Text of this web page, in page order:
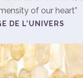
of our heart”
DE L’UNIVERS